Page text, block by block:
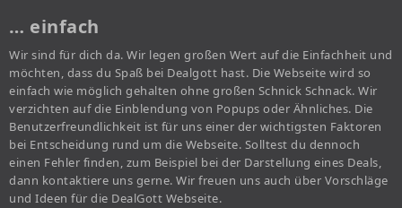
… einfach
Wir sind für dich da. Wir legen großen Wert auf die Einfachheit und
möchten, dass du Spaß bei Dealgott hast. Die Webseite wird so
einfach wie möglich gehalten ohne großen Schnick Schnack. Wir
verzichten auf die Einblendung von Popups oder Ähnliches. Die
Benutzerfreundlichkeit ist für uns einer der wichtigsten Faktoren
bei Entscheidung rund um die Webseite. Solltest du dennoch
einen Fehler finden, zum Beispiel bei der Darstellung eines Deals,
dann kontaktiere uns gerne. Wir freuen uns auch über Vorschläge
und Ideen für die DealGott Webseite.